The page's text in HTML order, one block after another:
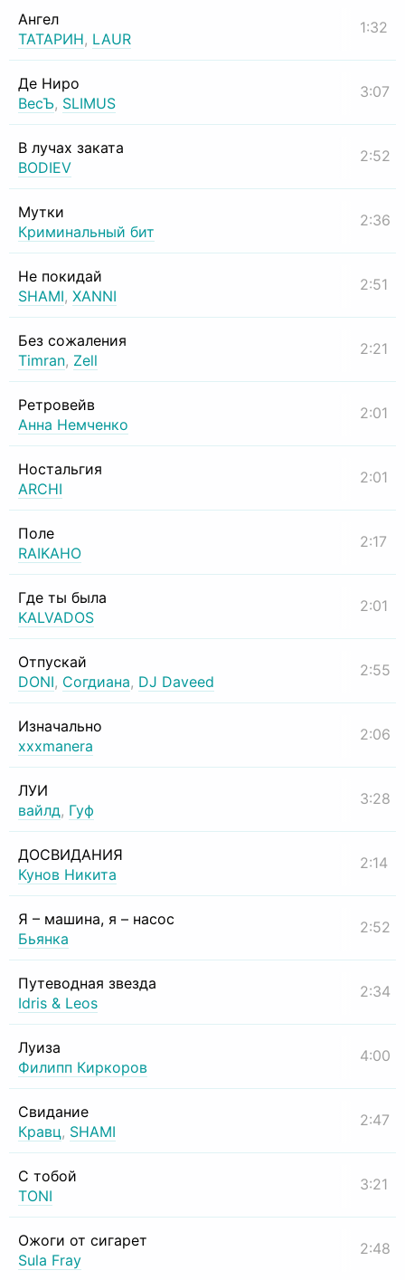
Ангел
ТАТАРИН, LAUR
1:32
Де Ниро
ВесЪ, SLIMUS
3:07
В лучах заката
BODIEV
2:52
Мутки
Криминальный бит
2:36
Не покидай
SHAMI, XANNI
2:51
Без сожаления
Timran, Zell
2:21
Ретровейв
Анна Немченко
2:01
Ностальгия
ARCHI
2:01
Поле
RAIKAHO
2:17
Где ты была
KALVADOS
2:01
Отпускай
DONI, Согдиана, DJ Daveed
2:55
Изначально
xxxmanera
2:06
ЛУИ
вайлд, Гуф
3:28
ДОСВИДАНИЯ
Кунов Никита
2:14
Я – машина, я – насос
Бьянка
2:52
Путеводная звезда
Idris & Leos
2:34
Луиза
Филипп Киркоров
4:00
Свидание
Кравц, SHAMI
2:47
С тобой
TONI
3:21
Ожоги от сигарет
Sula Fray
2:48